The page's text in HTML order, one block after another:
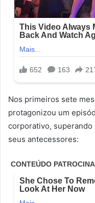
Nos primeiros sete
protagonizou um
corporativo,
seus antecessores: